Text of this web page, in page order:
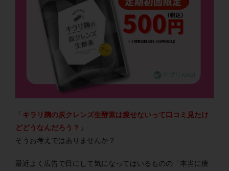
キラリ麹の炭クレンズ生酵素は痩せないって口コミ見たけ
どどうなんだろう？
そうお考えではありませんか？
最近よく広告で目にして気になってはいるものの「本当に痩